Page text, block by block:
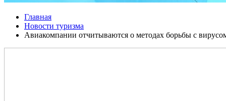
Главная
Новости туризма
Авиакомпании отчитываются о методах борьбы с